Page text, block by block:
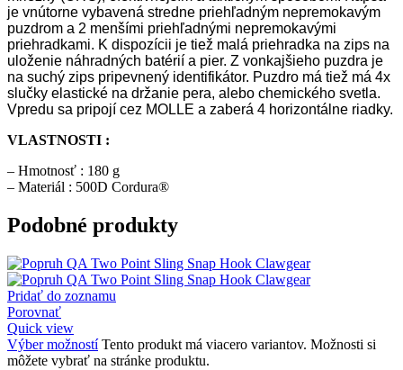
je vnútorne vybavená stredne priehľadným nepremokavým
puzdrom a 2 menšími priehľadnými nepremokavými
priehradkami. K dispozícii je tiež malá priehradka na zips na
uloženie náhradných batérií a pier. Z vonkajšieho puzdra je
na suchý zips pripevnený identifikátor. Puzdro má tiež má 4x
slučky elastické na držanie pera, alebo chemického svetla.
Vpredu sa pripojí cez MOLLE a zaberá 4 horizontálne riadky.
VLASTNOSTI :
– Hmotnosť : 180 g
– Materiál : 500D Cordura®
Podobné produkty
Pridať do zoznamu
Porovnať
Quick view
Výber možností Tento produkt má viacero variantov. Možnosti si
môžete vybrať na stránke produktu.